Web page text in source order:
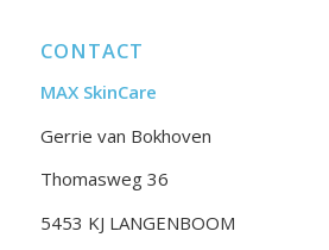
CONTACT
MAX SkinCare
Gerrie van Bokhoven
Thomasweg 36
5453 KJ LANGENBOOM